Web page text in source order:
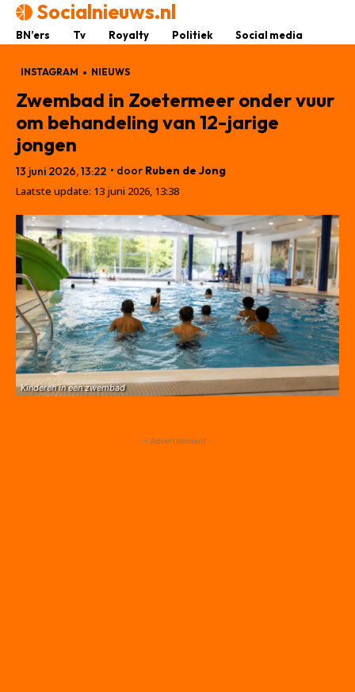
Socialnieuws.nl
BN’ers Tv Royalty Politiek Social media
INSTAGRAM NIEUWS
Zwembad in Zoetermeer onder vuur
om behandeling van 12-jarige
jongen
13 juni 2026, 13:22 • door Ruben de Jong
Laatste update: 13 juni 2026, 13:38
Kinderen in een zwembad
- Advertisement -